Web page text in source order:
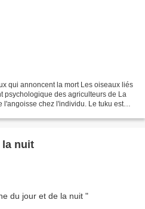
qui annoncent la mort Les oiseaux liés
psychologique des agriculteurs de La
l'angoisse chez l'individu. Le tuku est
la nuit